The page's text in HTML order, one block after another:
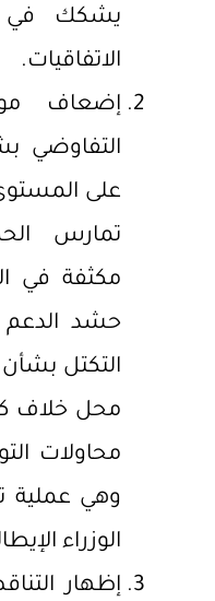
يشكك في
الاتفاقيات.
إضعاف
التفاوضي
على المستوى
تمارس
مكثفة في
حشد الدعم
التكتل
محل خلاف
محاولات
وهي عملية
الوزراء
إظهار